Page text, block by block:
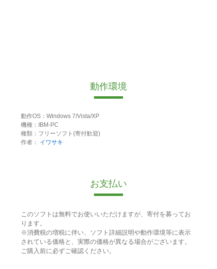
動作環境
動作OS：Windows 7/Vista/XP
機種：IBM-PC
種類：フリーソフト(寄付歓迎)
作者：
イワサキ
お支払い
このソフトは無料でお使いいただけますが、寄付を募ってお
ります。
※消費税の増税に伴い、ソフト詳細説明や動作環境等に表示
されている価格と、実際の価格が異なる場合がございます。
ご購入前に必ずご確認ください。